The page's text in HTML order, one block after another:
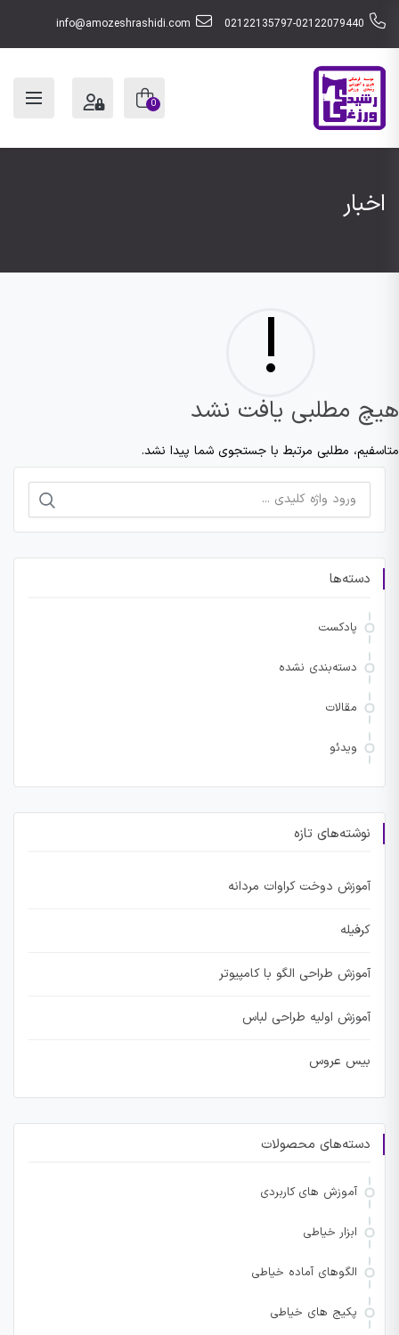
02122135797-02122079440
info@amozeshrashidi.com
0
اخبار
!
هیچ مطلبی یافت نشد
متاسفیم، مطلبی مرتبط با جستجوی شما پیدا نشد.
جستجو
دسته‌ها
پادکست
دسته‌بندی نشده
مقالات
ویدئو
نوشته‌های تازه
آموزش دوخت کراوات مردانه
کرفیله
آموزش طراحی الگو با کامپیوتر
آموزش اولیه طراحی لباس
بیس عروس
دسته‌های محصولات
آموزش های کاربردی
ابزار خیاطی
الگوهای آماده خیاطی
پکیج های خیاطی